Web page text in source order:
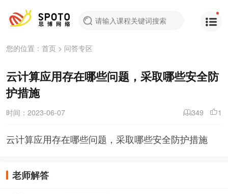
您的位置： 首页> 问答专区
云计算应用存在哪些问题，采取哪些安全防
护措施
时间：2023-06-07 349 1
云计算应用存在哪些问题，采取哪些安全防护措施
老师解答